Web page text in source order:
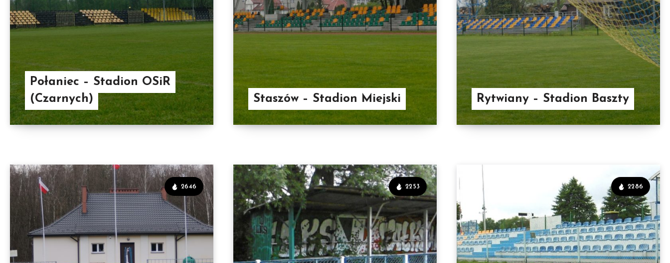
Połaniec – Stadion OSiR
(Czarnych)
Staszów – Stadion Miejski Rytwiany – Stadion Baszty
2646 2253 2286